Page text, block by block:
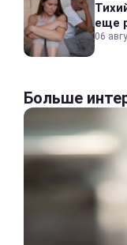
еще
06
Больше